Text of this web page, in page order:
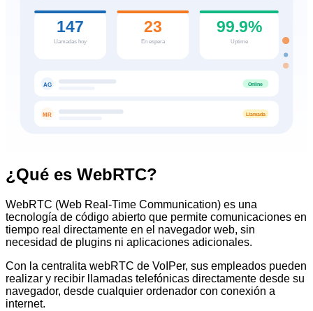
147
Llamadas hoy
23
En espera
99.9%
Uptime
AG Online
MR Llamada
¿Qué es WebRTC?
WebRTC (Web Real-Time Communication) es una
tecnología de código abierto que permite comunicaciones en
tiempo real directamente en el navegador web, sin
necesidad de plugins ni aplicaciones adicionales.
Con la centralita webRTC de VoIPer, sus empleados pueden
realizar y recibir llamadas telefónicas directamente desde su
navegador, desde cualquier ordenador con conexión a
internet.